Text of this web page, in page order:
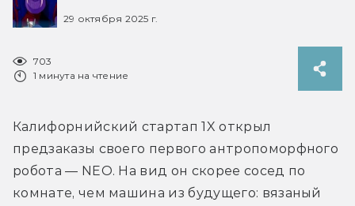
29 октября 2025 г.
703
1 минута на чтение
Калифорнийский стартап 1X открыл
предзаказы своего первого антропоморфного
робота — NEO. На вид он скорее сосед по
комнате, чем машина из будущего: вязаный